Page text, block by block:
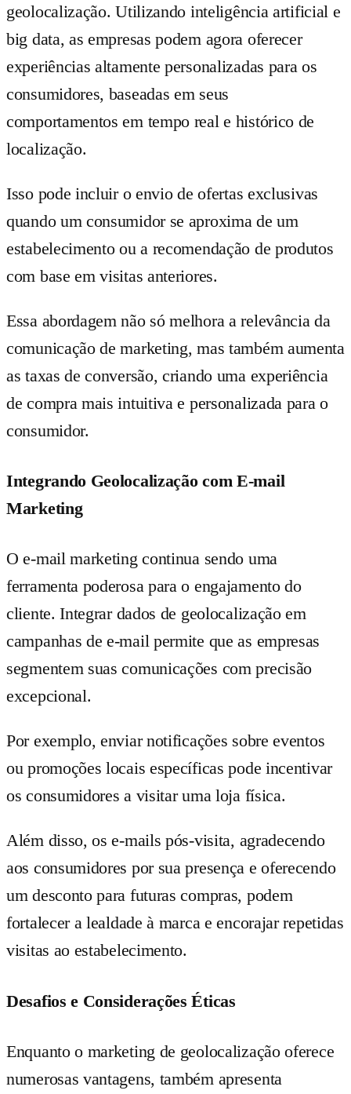
geolocalização. Utilizando inteligência artificial e
big data, as empresas podem agora oferecer
experiências altamente personalizadas para os
consumidores, baseadas em seus
comportamentos em tempo real e histórico de
localização.
Isso pode incluir o envio de ofertas exclusivas
quando um consumidor se aproxima de um
estabelecimento ou a recomendação de produtos
com base em visitas anteriores.
Essa abordagem não só melhora a relevância da
comunicação de marketing, mas também aumenta
as taxas de conversão, criando uma experiência
de compra mais intuitiva e personalizada para o
consumidor.
Integrando Geolocalização com E-mail
Marketing
O e-mail marketing continua sendo uma
ferramenta poderosa para o engajamento do
cliente. Integrar dados de geolocalização em
campanhas de e-mail permite que as empresas
segmentem suas comunicações com precisão
excepcional.
Por exemplo, enviar notificações sobre eventos
ou promoções locais específicas pode incentivar
os consumidores a visitar uma loja física.
Além disso, os e-mails pós-visita, agradecendo
aos consumidores por sua presença e oferecendo
um desconto para futuras compras, podem
fortalecer a lealdade à marca e encorajar repetidas
visitas ao estabelecimento.
Desafios e Considerações Éticas
Enquanto o marketing de geolocalização oferece
numerosas vantagens, também apresenta